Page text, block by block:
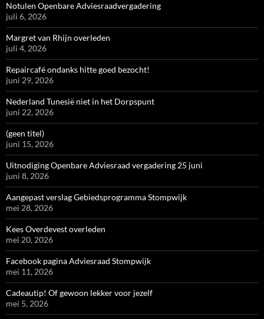
Notulen Openbare Adviesraadvergadering
juli 6, 2026
Margret van Rhijn overleden
juli 4, 2026
Repaircafé ondanks hitte goed bezocht!
juni 29, 2026
Nederland Tunesië niet in het Dorpspunt
juni 22, 2026
(geen titel)
juni 15, 2026
Uitnodiging Openbare Adviesraad vergadering 25 juni
juni 8, 2026
Aangepast verslag Gebiedsprogramma Stompwijk
mei 28, 2026
Kees Overdevest overleden
mei 20, 2026
Facebook pagina Adviesraad Stompwijk
mei 11, 2026
Cadeautip! Of gewoon lekker voor jezelf
mei 5, 2026